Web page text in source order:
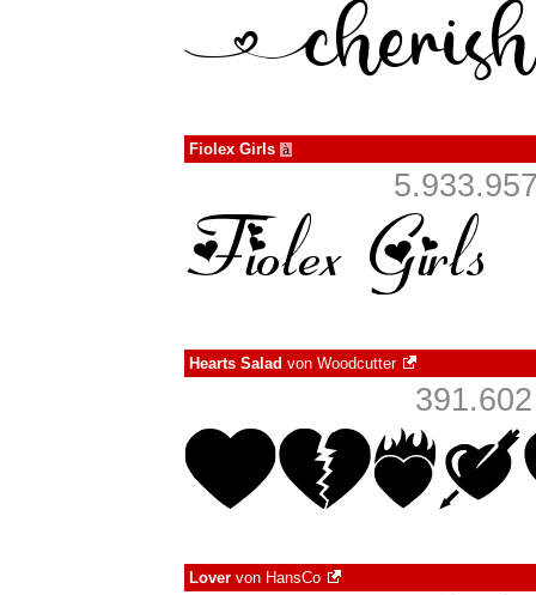
Fiolex Girls à
Hearts Salad von Woodcutter
Lover von HansCo